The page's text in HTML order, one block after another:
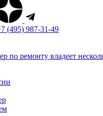
(495) 987-31-49
по ремонту владеет